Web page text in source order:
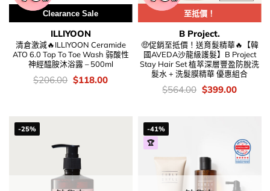
Clearance Sale
ILLIYOON
清倉激減🔥ILLIYOON Ceramide
ATO 6.0 Top To Toe Wash 弱酸性
神經醯胺沐浴露 – 500ml
價
錢：
$206.00 Original
price
$118.00Current
至抵價！
B Project.
🤑促銷至抵價！送育髮精華🔥【韓
國AVEDA沙龍級護髮】B Project
Stay Hair Set 植萃深層豐盈防脫洗
髮水 + 洗髮膜精華 優惠組合
價
錢：
$564.00 Original
price
$399.00Current
-25%
-41%
🏆